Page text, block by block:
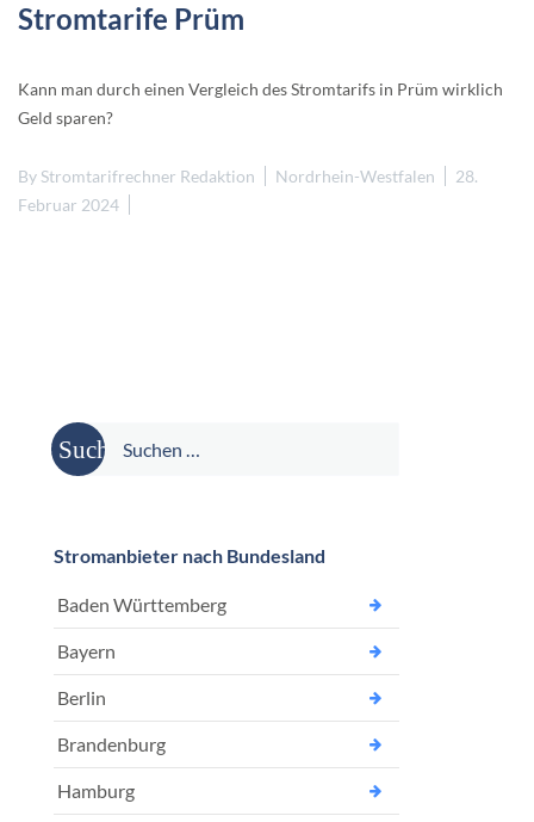
Stromtarife Prüm
Kann man durch einen Vergleich des Stromtarifs in Prüm wirklich
Geld sparen?
By Stromtarifrechner Redaktion Nordrhein-Westfalen
28.
Februar 2024
Suche
nach:
Stromanbieter nach Bundesland
Baden Württemberg
Bayern
Berlin
Brandenburg
Hamburg